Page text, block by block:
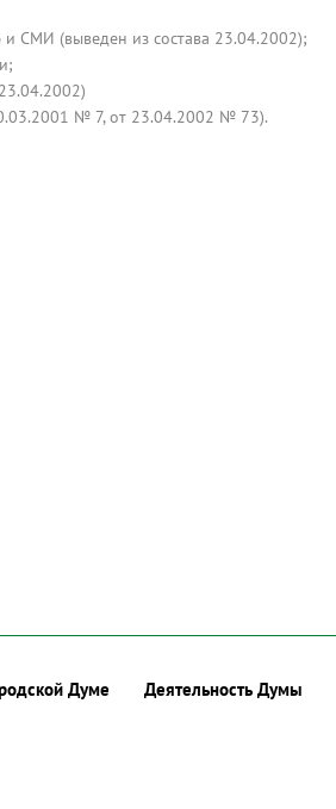
и СМИ (выведен из состава 23.04.2002);
№ 7, от 23.04.2002 № 73).
Думе Деятельность Думы